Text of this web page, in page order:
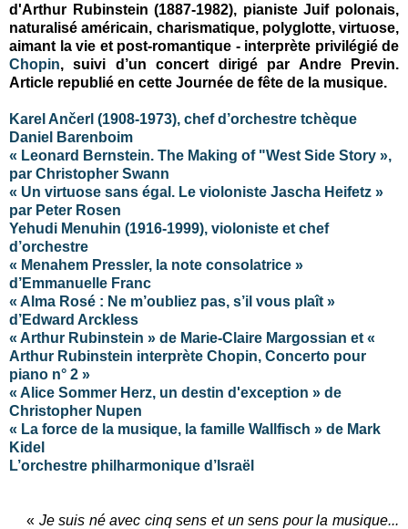
d'Arthur Rubinstein (1887-1982), pianiste Juif polonais,
naturalisé américain, charismatique, polyglotte, virtuose,
aimant la vie et post-romantique - interprète privilégié de
Chopin, suivi d’un concert dirigé par Andre Previn.
Article republié en cette Journée de fête de la musique.
Karel Ančerl (1908-1973), chef d’orchestre tchèque
Daniel Barenboim
« Leonard Bernstein. The Making of "West Side Story »,
par Christopher Swann
« Un virtuose sans égal. Le violoniste Jascha Heifetz »
par Peter Rosen
Yehudi Menuhin (1916-1999), violoniste et chef
d’orchestre
« Menahem Pressler, la note consolatrice »
d’Emmanuelle Franc
« Alma Rosé : Ne m’oubliez pas, s’il vous plaît »
d’Edward Arckless
« Arthur Rubinstein » de Marie-Claire Margossian et «
Arthur Rubinstein interprète Chopin, Concerto pour
piano n° 2 »
« Alice Sommer Herz, un destin d'exception » de
Christopher Nupen
« La force de la musique, la famille Wallfisch » de Mark
Kidel
L’orchestre philharmonique d’Israël
« Je suis né avec cinq sens et un sens pour la musique...